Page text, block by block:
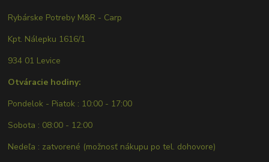
Rybárske Potreby M&R - Carp
Kpt. Nálepku 1616/1
934 01 Levice
Otváracie hodiny:
Pondelok - Piatok : 10:00 - 17:00
Sobota : 08:00 - 12:00
Nedeľa : zatvorené (možnosť nákupu po tel. dohovore)